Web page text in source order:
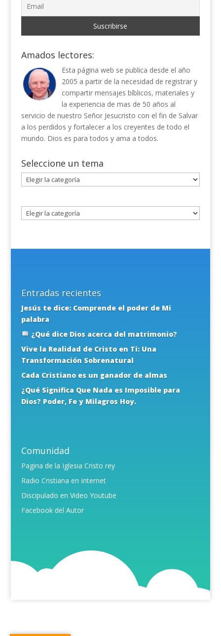
Amados lectores:
Esta página web se publica desde el año
2005 a partir de la necesidad de registrar y
compartir mensajes bíblicos, materiales y
la experiencia de mas de 50 años al
servicio de nuestro Señor Jesucristo con el fin de Salvar
a los perdidos y fortalecer a los creyentes de todo el
mundo. Dios es para todos y ama a todos.
Seleccione un tema
Seleccione
un
Entradas recientes
Jesús te dice: Comprende el poder de Mi
palabra
¿Qué dice Dios acerca del matrimonio?
Vive la Realidad de Cristo en Ti: Una
Transformación Sobrenatural
Cada Cristiano es un ganador de almas
¿Qué Significa Que Nada es Imposible para
Dios? Poder, Fe y Milagros Hoy.
Comunidad
Pagina de la Iglesia Cristo rey
Radio Cristiana en Internet
Discipulado en Video Youtube
Facebook del Autor